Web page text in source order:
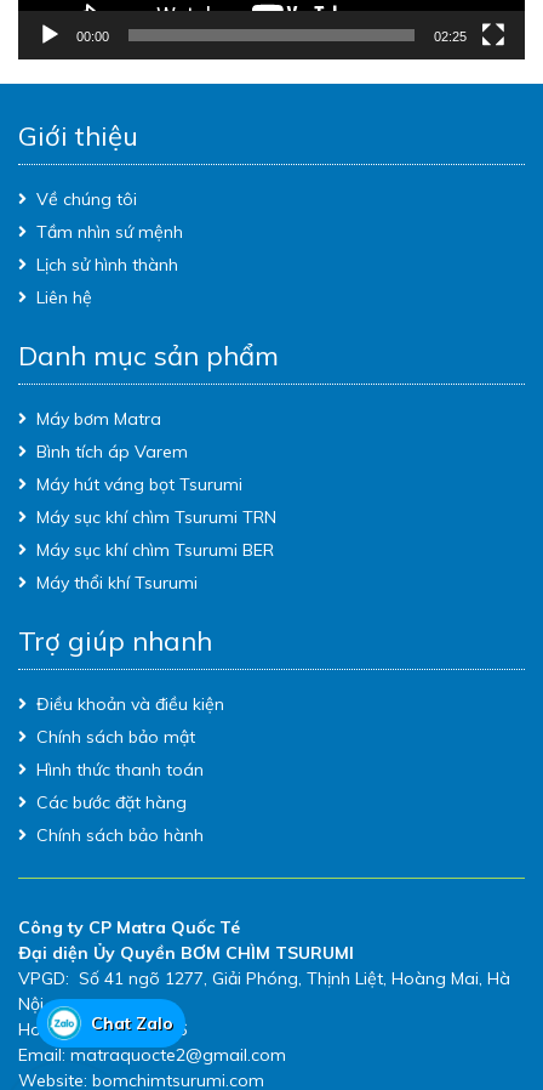
00:00 02:25
Giới thiệu
Về chúng tôi
Tầm nhìn sứ mệnh
Lịch sử hình thành
Liên hệ
Danh mục sản phẩm
Máy bơm Matra
Bình tích áp Varem
Máy hút váng bọt Tsurumi
Máy sục khí chìm Tsurumi TRN
Máy sục khí chìm Tsurumi BER
Máy thổi khí Tsurumi
Trợ giúp nhanh
Điều khoản và điều kiện
Chính sách bảo mật
Hình thức thanh toán
Các bước đặt hàng
Chính sách bảo hành
Công ty CP Matra Quốc Té
Đại diện Ủy Quyền BƠM CHÌM TSURUMI
VPGD: Số 41 ngõ 1277, Giải Phóng, Thịnh Liệt, Hoàng Mai, Hà
Nội
Hotline: 0983.480.896
Email: matraquocte2@gmail.com
Website: bomchimtsurumi.com
Chat Zalo